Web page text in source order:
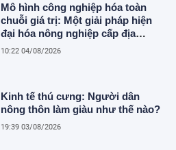
Mô hình công nghiệp hóa toàn
chuỗi giá trị: Một giải pháp hiện
đại hóa nông nghiệp cấp địa
phương tại Việt Nam
10:22 04/08/2026
Kinh tế thú cưng: Người dân
nông thôn làm giàu như thế nào?
19:39 03/08/2026